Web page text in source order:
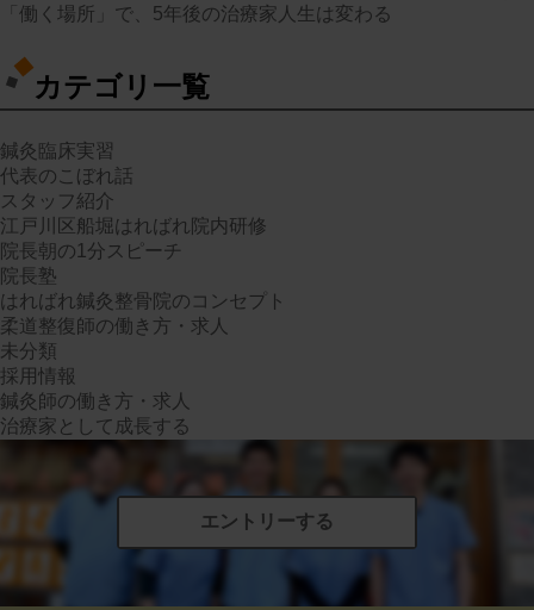
「働く場所」で、5年後の治療家人生は変わる
カテゴリ一覧
鍼灸臨床実習
代表のこぼれ話
スタッフ紹介
江戸川区船堀はればれ院内研修
院長朝の1分スピーチ
院長塾
はればれ鍼灸整骨院のコンセプト
柔道整復師の働き方・求人
未分類
採用情報
鍼灸師の働き方・求人
治療家として成長する
エントリーする